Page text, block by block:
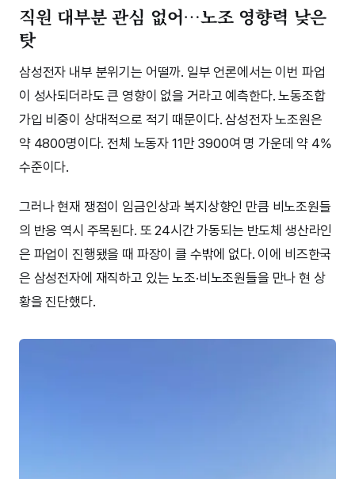
직원 대부분 관심 없어…노조 영향력 낮은
탓
삼성전자 내부 분위기는 어떨까. 일부 언론에서는 이번 파업
이 성사되더라도 큰 영향이 없을 거라고 예측한다. 노동조합
가입 비중이 상대적으로 적기 때문이다. 삼성전자 노조원은
약 4800명이다. 전체 노동자 11만 3900여 명 가운데 약 4%
수준이다.
그러나 현재 쟁점이 임금인상과 복지상향인 만큼 비노조원들
의 반응 역시 주목된다. 또 24시간 가동되는 반도체 생산라인
은 파업이 진행됐을 때 파장이 클 수밖에 없다. 이에 비즈한국
은 삼성전자에 재직하고 있는 노조·비노조원들을 만나 현 상
황을 진단했다.